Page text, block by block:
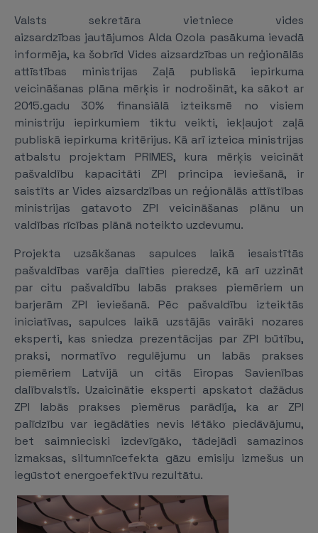
Valsts sekretāra vietniece vides
aizsardzības jautājumos Alda Ozola pasākuma ievadā
informēja, ka šobrīd Vides aizsardzības un reģionālās
attīstības ministrijas Zaļā publiskā iepirkuma
veicināšanas plāna mērķis ir nodrošināt, ka sākot ar
2015.gadu 30% finansiālā izteiksmē no visiem
ministriju iepirkumiem tiktu veikti, iekļaujot zaļā
publiskā iepirkuma kritērijus. Kā arī izteica ministrijas
atbalstu projektam PRIMES, kura mērķis veicināt
pašvaldību kapacitāti ZPI principa ieviešanā, ir
saistīts ar Vides aizsardzības un reģionālās attīstības
ministrijas gatavoto ZPI veicināšanas plānu un
valdības rīcības plānā noteikto uzdevumu.
Projekta uzsākšanas sapulces laikā iesaistītās
pašvaldības varēja dalīties pieredzē, kā arī uzzināt
par citu pašvaldību labās prakses piemēriem un
barjerām ZPI ieviešanā. Pēc pašvaldību izteiktās
iniciatīvas, sapulces laikā uzstājās vairāki nozares
eksperti, kas sniedza prezentācijas par ZPI būtību,
praksi, normatīvo regulējumu un labās prakses
piemēriem Latvijā un citās Eiropas Savienības
dalībvalstīs. Uzaicinātie eksperti apskatot dažādus
ZPI labās prakses piemērus parādīja, ka ar ZPI
palīdzību var iegādāties nevis lētāko piedāvājumu,
bet saimnieciski izdevīgāko, tādejādi samazinos
izmaksas, siltumnīcefekta gāzu emisiju izmešus un
iegūstot energoefektīvu rezultātu.